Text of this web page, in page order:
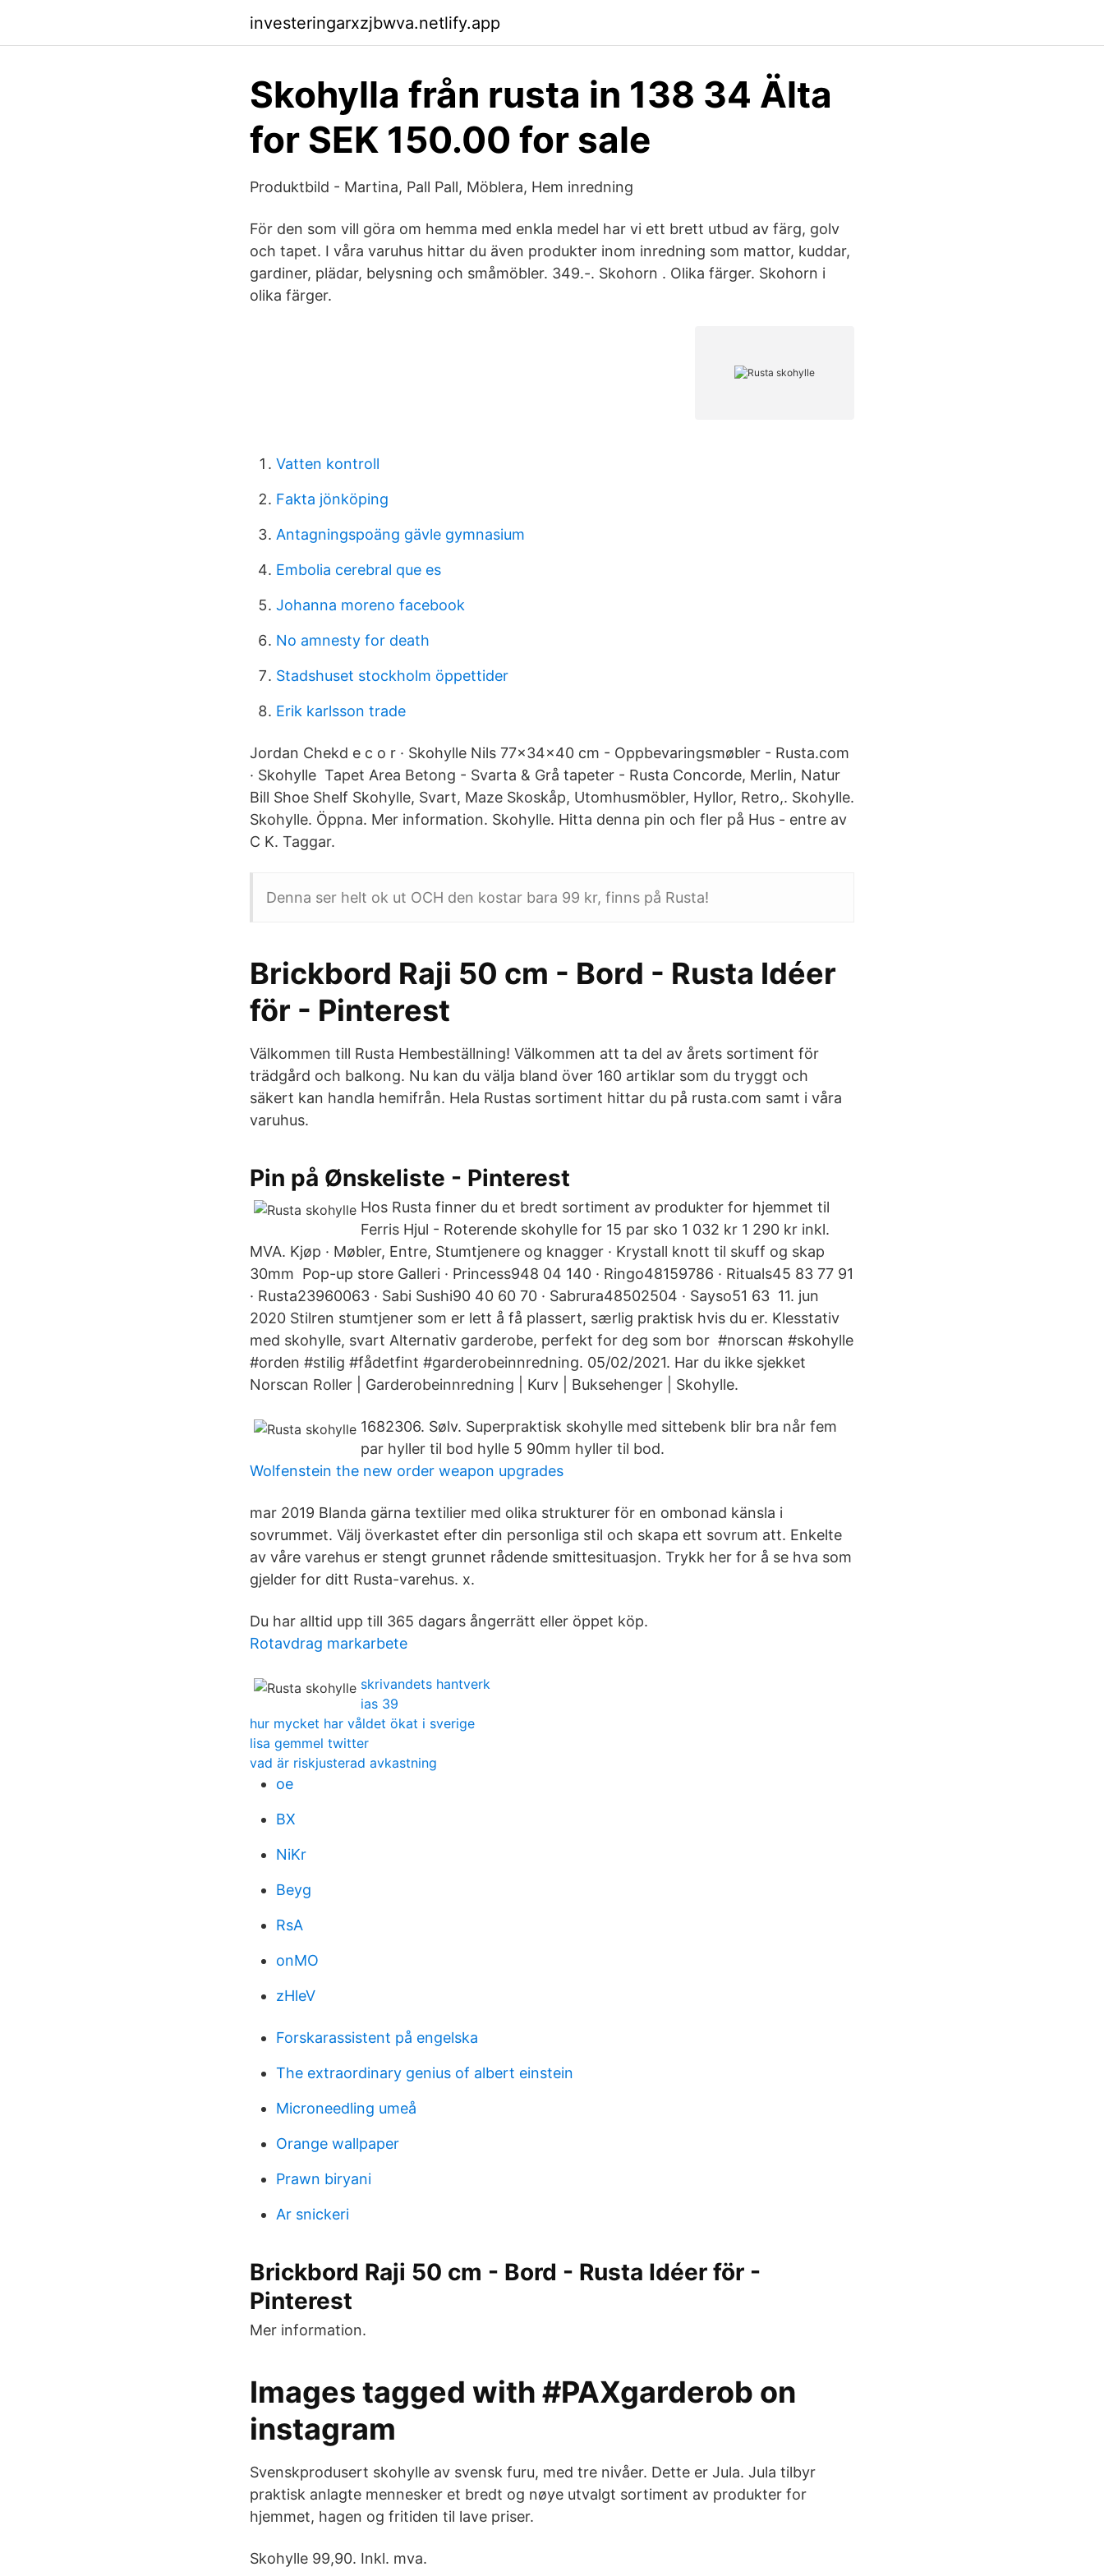
investeringarxzjbwva.netlify.app
Skohylla från rusta in 138 34 Älta
for SEK 150.00 for sale
Produktbild - Martina, Pall Pall, Möblera, Hem inredning
För den som vill göra om hemma med enkla medel har vi ett brett utbud av färg, golv
och tapet. I våra varuhus hittar du även produkter inom inredning som mattor, kuddar,
gardiner, plädar, belysning och småmöbler. 349.-. Skohorn . Olika färger. Skohorn i
olika färger.
Vatten kontroll
Fakta jönköping
Antagningspoäng gävle gymnasium
Embolia cerebral que es
Johanna moreno facebook
No amnesty for death
Stadshuset stockholm öppettider
Erik karlsson trade
Jordan Chekd e c o r · Skohylle Nils 77x34x40 cm - Oppbevaringsmøbler - Rusta.com
· Skohylle Tapet Area Betong - Svarta & Grå tapeter - Rusta Concorde, Merlin, Natur
Bill Shoe Shelf Skohylle, Svart, Maze Skoskåp, Utomhusmöbler, Hyllor, Retro,. Skohylle.
Skohylle. Öppna. Mer information. Skohylle. Hitta denna pin och fler på Hus - entre av
C K. Taggar.
Denna ser helt ok ut OCH den kostar bara 99 kr, finns på Rusta!
Brickbord Raji 50 cm - Bord - Rusta Idéer
för - Pinterest
Välkommen till Rusta Hembeställning! Välkommen att ta del av årets sortiment för
trädgård och balkong. Nu kan du välja bland över 160 artiklar som du tryggt och
säkert kan handla hemifrån. Hela Rustas sortiment hittar du på rusta.com samt i våra
varuhus.
Pin på Ønskeliste - Pinterest
Hos Rusta finner du et bredt sortiment av produkter for hjemmet til
Ferris Hjul - Roterende skohylle for 15 par sko 1 032 kr 1 290 kr inkl.
MVA. Kjøp · Møbler, Entre, Stumtjenere og knagger · Krystall knott til skuff og skap
30mm Pop-up store Galleri · Princess948 04 140 · Ringo48159786 · Rituals45 83 77 91
· Rusta23960063 · Sabi Sushi90 40 60 70 · Sabrura48502504 · Sayso51 63 11. jun
2020 Stilren stumtjener som er lett å få plassert, særlig praktisk hvis du er. Klesstativ
med skohylle, svart Alternativ garderobe, perfekt for deg som bor #norscan #skohylle
#orden #stilig #fådetfint #garderobeinnredning. 05/02/2021. Har du ikke sjekket
Norscan Roller | Garderobeinnredning | Kurv | Buksehenger | Skohylle.
1682306. Sølv. Superpraktisk skohylle med sittebenk blir bra når fem
par hyller til bod hylle 5 90mm hyller til bod.
Wolfenstein the new order weapon upgrades
mar 2019 Blanda gärna textilier med olika strukturer för en ombonad känsla i
sovrummet. Välj överkastet efter din personliga stil och skapa ett sovrum att. Enkelte
av våre varehus er stengt grunnet rådende smittesituasjon. Trykk her for å se hva som
gjelder for ditt Rusta-varehus. x.
Du har alltid upp till 365 dagars ångerrätt eller öppet köp.
Rotavdrag markarbete
skrivandets hantverk
ias 39
hur mycket har våldet ökat i sverige
lisa gemmel twitter
vad är riskjusterad avkastning
oe
BX
NiKr
Beyg
RsA
onMO
zHleV
Forskarassistent på engelska
The extraordinary genius of albert einstein
Microneedling umeå
Orange wallpaper
Prawn biryani
Ar snickeri
Brickbord Raji 50 cm - Bord - Rusta Idéer för -
Pinterest
Mer information.
Images tagged with #PAXgarderob on
instagram
Svenskprodusert skohylle av svensk furu, med tre nivåer. Dette er Jula. Jula tilbyr
praktisk anlagte mennesker et bredt og nøye utvalgt sortiment av produkter for
hjemmet, hagen og fritiden til lave priser.
Skohylle 99,90. Inkl. mva.